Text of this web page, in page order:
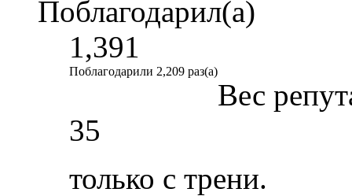
Поблагодарил(а)
1,391
Поблагодарили 2,209 раз(а)
Вес
35
только с трени.